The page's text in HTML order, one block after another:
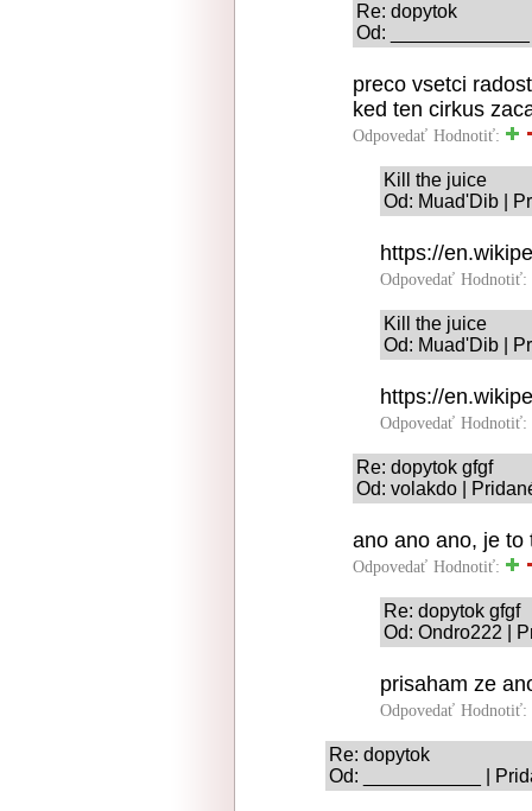
Re: dopytok
Od:
preco vsetci
ked ten cirkus
Odpovedať Hodnotiť:
Kill the juice
Od: Muad'Dib |
https://
Odpovedať Hodnotiť:
Kill the juice
Od: Muad'Dib |
https://
Odpovedať Hodnotiť:
Re: dopytok gfgf
Od: volakdo |
ano ano ano, je to
Odpovedať Hodnotiť:
Re: dopytok gfgf
Od: Ondro222 |
prisaham ze
Odpovedať Hodnotiť:
Re: dopytok
Od: ___________ |